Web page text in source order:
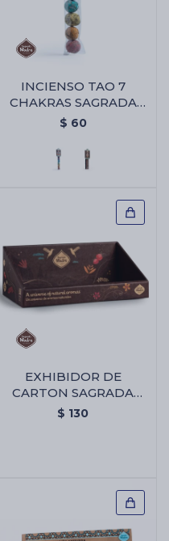
INCIENSO TAO 7
CHAKRAS SAGRADA
MADRE - Bombita 7
$ 60
EXHIBIDOR DE
CARTON SAGRADA
MADRE - Exhibidor De
$ 130